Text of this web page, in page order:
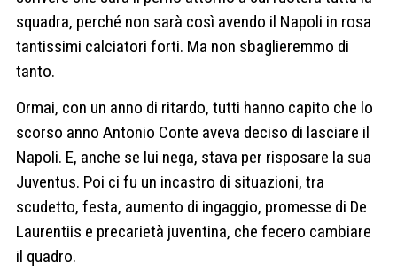
squadra, perché non sarà così avendo il Napoli in rosa
tantissimi calciatori forti. Ma non sbaglieremmo di
tanto.
Ormai, con un anno di ritardo, tutti hanno capito che lo
scorso anno Antonio Conte aveva deciso di lasciare il
Napoli. E, anche se lui nega, stava per risposare la sua
Juventus. Poi ci fu un incastro di situazioni, tra
scudetto, festa, aumento di ingaggio, promesse di De
Laurentiis e precarietà juventina, che fecero cambiare
il quadro.